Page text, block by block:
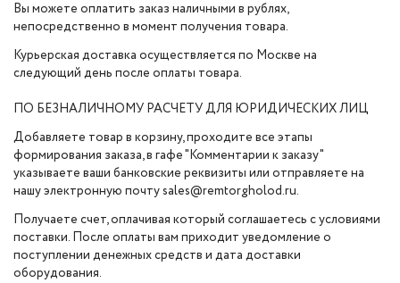
Вы можете оплатить заказ наличными в рублях,
непосредственно в момент получения товара.
Курьерская доставка осуществляется по Москве на
следующий день после оплаты товара.
ПО БЕЗНАЛИЧНОМУ РАСЧЕТУ ДЛЯ ЮРИДИЧЕСКИХ ЛИЦ
Добавляете товар в корзину, проходите все этапы
формирования заказа, в гафе "Комментарии к заказу"
указываете ваши банковские реквизиты или отправляете на
нашу электронную почту sales@remtorgholod.ru.
Получаете счет, оплачивая который соглашаетесь с условиями
поставки. После оплаты вам приходит уведомление о
поступлении денежных средств и дата доставки
оборудования.